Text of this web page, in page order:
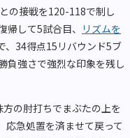
の接戦を120-118で制し
して5試合目、
リズムを
、34得点15リバウンド5ブ
負強さで強烈な印象を残し
の肘打ちでまぶたの上を
応急処置を済ませて戻って